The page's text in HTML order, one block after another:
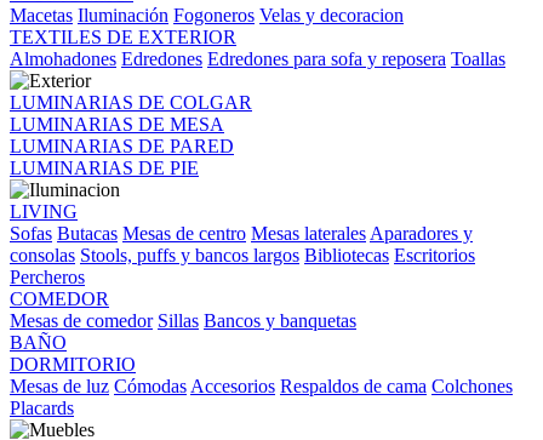
Macetas Iluminación Fogoneros Velas y decoracion
TEXTILES DE EXTERIOR
Almohadones Edredones Edredones para sofa y reposera Toallas
LUMINARIAS DE COLGAR
LUMINARIAS DE MESA
LUMINARIAS DE PARED
LUMINARIAS DE PIE
LIVING
Sofas Butacas Mesas de centro Mesas laterales Aparadores y
consolas Stools, puffs y bancos largos Bibliotecas Escritorios
Percheros
COMEDOR
Mesas de comedor Sillas Bancos y banquetas
BAÑO
DORMITORIO
Mesas de luz Cómodas Accesorios Respaldos de cama Colchones
Placards